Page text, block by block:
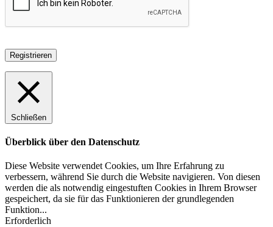
Registrieren
Schließen
Überblick über den Datenschutz
Diese Website verwendet Cookies, um Ihre Erfahrung zu
verbessern, während Sie durch die Website navigieren. Von diesen
werden die als notwendig eingestuften Cookies in Ihrem Browser
gespeichert, da sie für das Funktionieren der grundlegenden
Funktion...
Erforderlich